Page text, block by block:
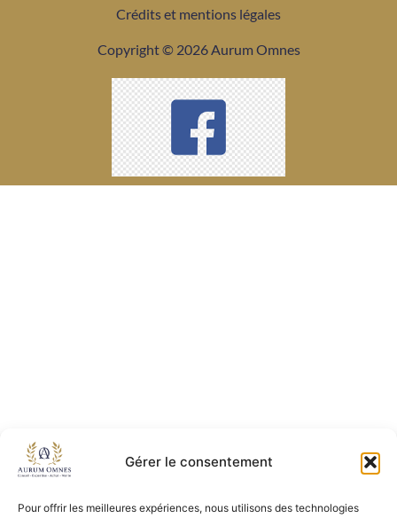
Gérer le consentement
Pour offrir les meilleures expériences, nous utilisons des technologies
Crédits et mentions légales
Copyright © 2026 Aurum Omnes